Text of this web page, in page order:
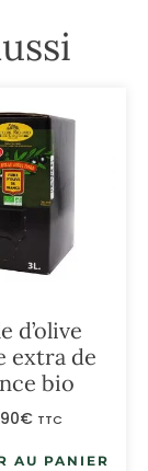
d’olive
extra de
bio
€ TTC
AU PANIER